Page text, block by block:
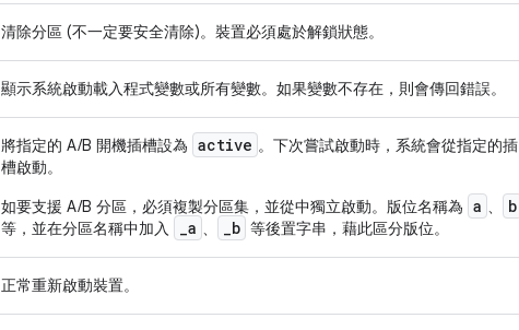
清除分區 (不一定要安全清除)。裝置必須處於解鎖狀態。
顯示系統啟動載入程式變數或所有變數。如果變數不存在，則會傳回錯誤。
將指定的 A/B 開機插槽設為 active 。下次嘗試啟動時，系統會從指定的插
槽啟動。
如要支援 A/B 分區，必須複製分區集，並從中獨立啟動。版位名稱為 a 、 b
等，並在分區名稱中加入 _a 、 _b 等後置字串，藉此區分版位。
正常重新啟動裝置。